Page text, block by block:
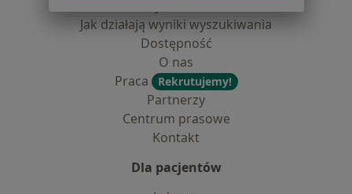
Jak działają wyniki wyszukiwania
Dostępność
O nas
Praca
Rekrutujemy!
Partnerzy
Centrum prasowe
Kontakt
Dla pacjentów